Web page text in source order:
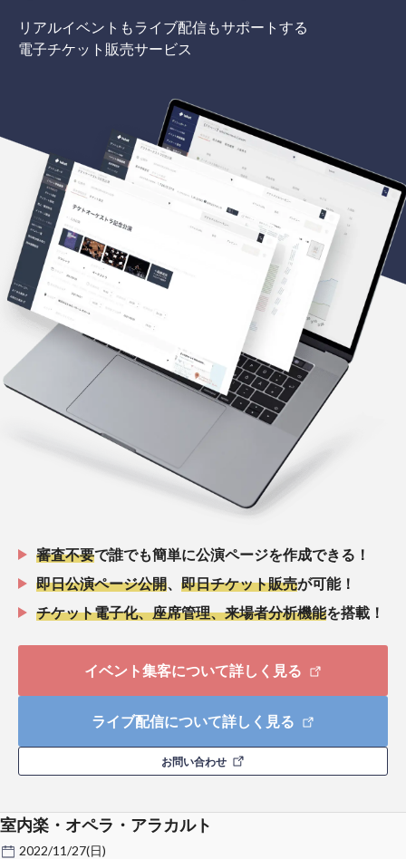
リアルイベントもライブ配信もサポートする
電子チケット販売サービス
審査不要で誰でも簡単に公演ページを作成できる！
即日公演ページ公開
即日チケット販売が可能！
チケット電子化、座席管理、来場者分析機能を搭載！
イベント集客について詳しく見る
ライブ配信について詳しく見る
お問い合わせ
室内楽・オペラ・アラカルト
2022/11/27(日)